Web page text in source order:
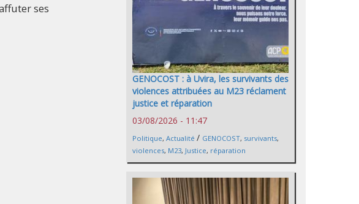
ses
GENOCOST : à Uvira, les survivants des
violences attribuées au M23 réclament
justice et réparation
03/08/2026 - 11:47
Politique, Actualité / GENOCOST, survivants,
violences, M23, Justice, réparation